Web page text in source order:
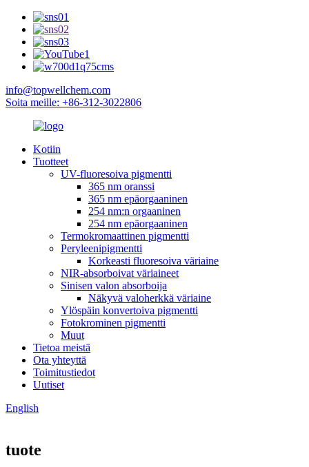
info@topwellchem.com
Soita meille: +86-312-3022806
Kotiin
Tuotteet
UV-fluoresoiva pigmentti
365 nm oranssi
365 nm epäorgaaninen
254 nm:n orgaaninen
254 nm epäorgaaninen
Termokromaattinen pigmentti
Peryleenipigmentti
Korkeasti fluoresoiva väriaine
NIR-absorboivat väriaineet
Sinisen valon absorboija
Näkyvä valoherkkä väriaine
Ylöspäin konvertoiva pigmentti
Fotokrominen pigmentti
Muut
Tietoa meistä
Ota yhteyttä
Toimitustiedot
Uutiset
English
tuote